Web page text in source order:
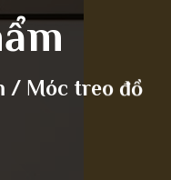
/ Móc treo đồ